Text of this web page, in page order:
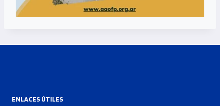
ENLACES ÚTILES